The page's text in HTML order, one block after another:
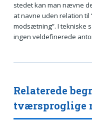
stedet kan man nævne
at navne uden relation til
modsætning”. I tekniske
ingen veldefinerede
Relaterede
tværsproglige